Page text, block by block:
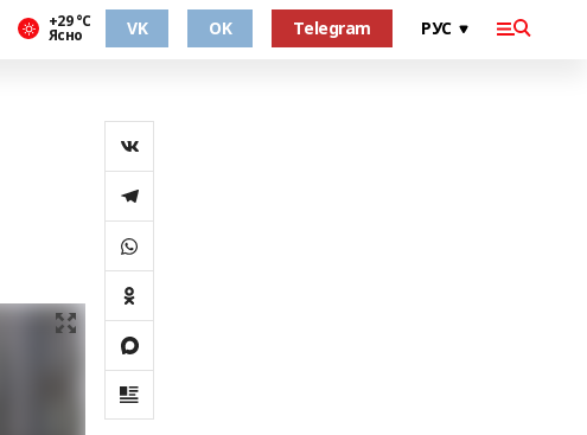
+29 °С
Ясно VK OK Telegram